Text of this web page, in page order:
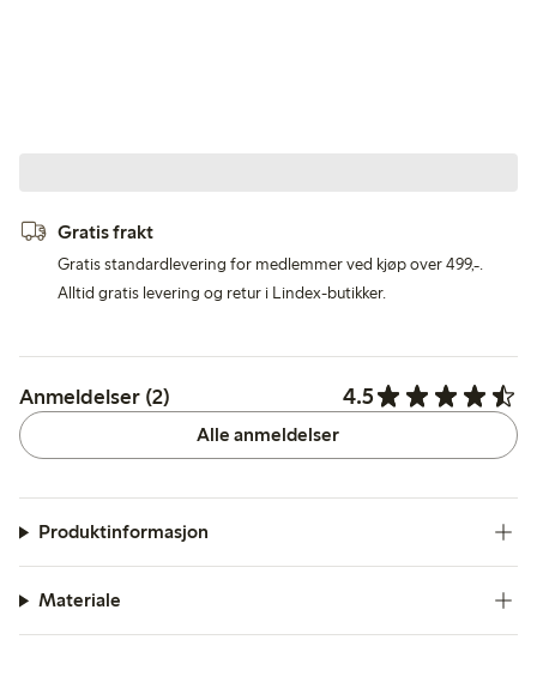
Gratis frakt
Gratis standardlevering for medlemmer ved kjøp over 499,-.
Alltid gratis levering og retur i Lindex-butikker.
Anmeldelser (2) 4.5
Alle anmeldelser
Produktinformasjon
Materiale